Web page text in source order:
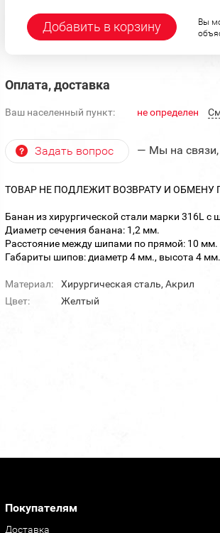
Добавить в корзину
Вы
Оплата, доставка
Ваш населенный пункт: не определен
Задать вопрос — Мы на связи,
ТОВАР НЕ ПОДЛЕЖИТ ВОЗВРАТУ И ОБМЕНУ
Банан из хирургической стали марки 316L с
Диаметр сечения банана: 1,2 мм.
Расстояние между шипами по прямой: 10 мм.
Габариты шипов: диаметр 4 мм., высота 4 мм.
Материал:
Хирургическая сталь, Акрил
Цвет:
Желтый
Покупателям
Доставка